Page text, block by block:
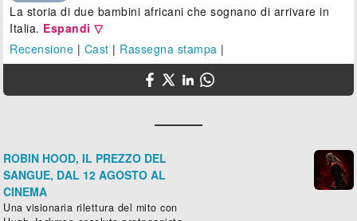
La storia di due bambini africani che sognano di arrivare in
Italia. Espandi ▽
Recensione | Cast | Rassegna stampa |
ROBIN HOOD, IL PREZZO DEL
SANGUE, DAL 12 AGOSTO AL
CINEMA
Una visionaria rilettura del mito con